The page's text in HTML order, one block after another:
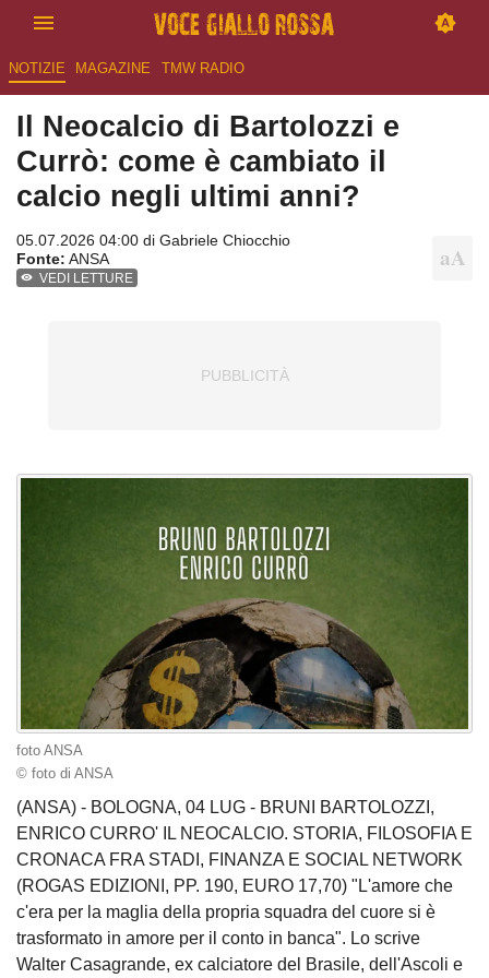
NOTIZIE MAGAZINE TMW RADIO
Il Neocalcio di Bartolozzi e
Currò: come è cambiato il
calcio negli ultimi anni?
05.07.2026 04:00 di Gabriele Chiocchio
Fonte: ANSA
VEDI LETTURE
foto ANSA
© foto di ANSA
(ANSA) - BOLOGNA, 04 LUG - BRUNI BARTOLOZZI,
ENRICO CURRO' IL NEOCALCIO. STORIA, FILOSOFIA E
CRONACA FRA STADI, FINANZA E SOCIAL NETWORK
(ROGAS EDIZIONI, PP. 190, EURO 17,70) "L'amore che
c'era per la maglia della propria squadra del cuore si è
trasformato in amore per il conto in banca". Lo scrive
Walter Casagrande, ex calciatore del Brasile, dell'Ascoli e